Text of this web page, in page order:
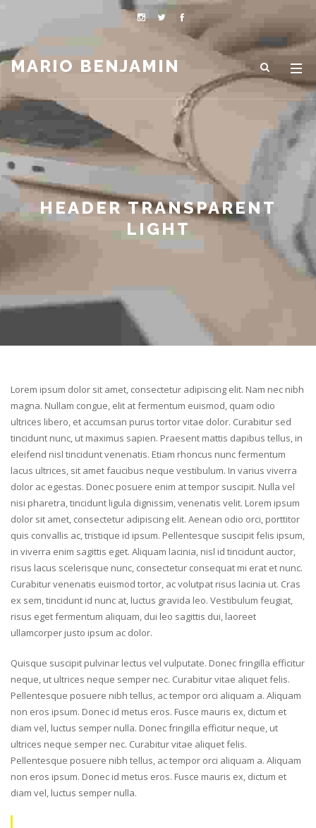
MARIO BENJAMIN
HEADER TRANSPARENT
LIGHT
Lorem ipsum dolor sit amet, consectetur adipiscing elit. Nam nec nibh
magna. Nullam congue, elit at fermentum euismod, quam odio
ultrices libero, et accumsan purus tortor vitae dolor. Curabitur sed
tincidunt nunc, ut maximus sapien. Praesent mattis dapibus tellus, in
eleifend nisl tincidunt venenatis. Etiam rhoncus nunc fermentum
lacus ultrices, sit amet faucibus neque vestibulum. In varius viverra
dolor ac egestas. Donec posuere enim at tempor suscipit. Nulla vel
nisi pharetra, tincidunt ligula dignissim, venenatis velit. Lorem ipsum
dolor sit amet, consectetur adipiscing elit. Aenean odio orci, porttitor
quis convallis ac, tristique id ipsum. Pellentesque suscipit felis ipsum,
in viverra enim sagittis eget. Aliquam lacinia, nisl id tincidunt auctor,
risus lacus scelerisque nunc, consectetur consequat mi erat et nunc.
Curabitur venenatis euismod tortor, ac volutpat risus lacinia ut. Cras
ex sem, tincidunt id nunc at, luctus gravida leo. Vestibulum feugiat,
risus eget fermentum aliquam, dui leo sagittis dui, laoreet
ullamcorper justo ipsum ac dolor.
Quisque suscipit pulvinar lectus vel vulputate. Donec fringilla efficitur
neque, ut ultrices neque semper nec. Curabitur vitae aliquet felis.
Pellentesque posuere nibh tellus, ac tempor orci aliquam a. Aliquam
non eros ipsum. Donec id metus eros. Fusce mauris ex, dictum et
diam vel, luctus semper nulla. Donec fringilla efficitur neque, ut
ultrices neque semper nec. Curabitur vitae aliquet felis.
Pellentesque posuere nibh tellus, ac tempor orci aliquam a. Aliquam
non eros ipsum. Donec id metus eros. Fusce mauris ex, dictum et
diam vel, luctus semper nulla.